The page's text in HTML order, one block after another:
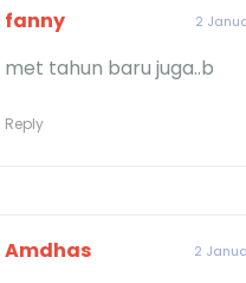
fanny 2
met tahun baru juga..b
Reply
Amdhas 2